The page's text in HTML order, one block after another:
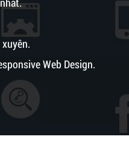
Web Design.